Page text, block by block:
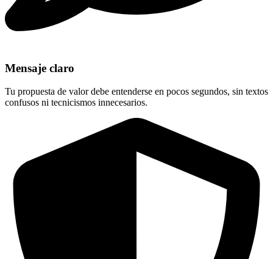
Mensaje claro
Tu propuesta de valor debe entenderse en pocos segundos, sin textos
confusos ni tecnicismos innecesarios.